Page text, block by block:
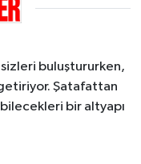
buluştururken,
Şatafattan
bir altyapı